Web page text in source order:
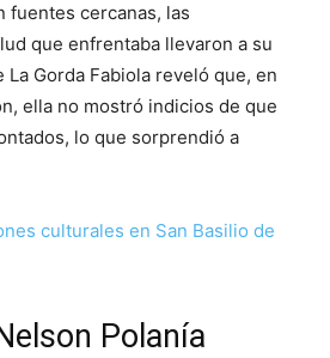
fuentes cercanas, las
que enfrentaba llevaron a su
La Gorda Fabiola reveló que, en
ella no mostró indicios de que
lo que sorprendió a
culturales en San Basilio de
Polanía